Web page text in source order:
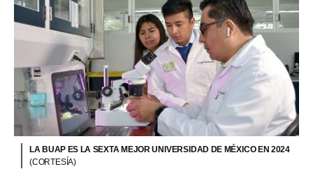
LA BUAP ES LA SEXTA MEJOR UNIVERSIDAD DE MÉXICO EN 2024
(CORTESÍA)